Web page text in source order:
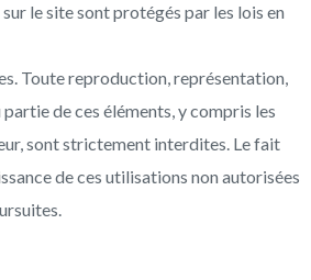
le site sont protégés par les lois en
Toute reproduction, représentation,
de ces éléments, y compris les
sont strictement interdites. Le fait
de ces utilisations non autorisées